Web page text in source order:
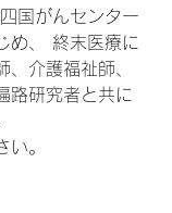
国がんセンター
め、 終末医療に
、介護福祉師、
路研究者と共に
い。